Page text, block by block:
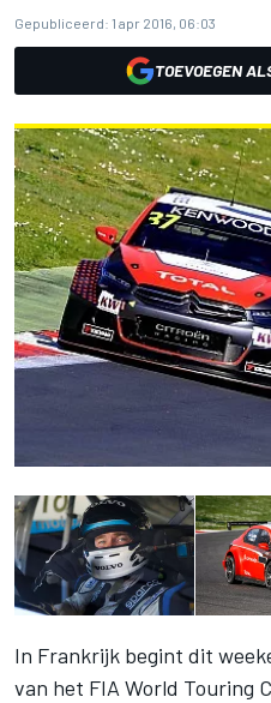
Gepubliceerd: 1 apr 2016, 06:03
TOEVOEGEN
In Frankrijk begint dit
van het FIA World Touring